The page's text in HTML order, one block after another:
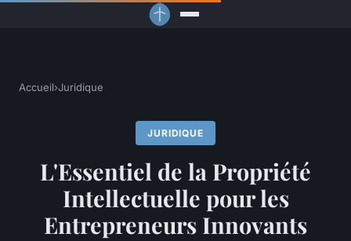
Accueil›Juridique
JURIDIQUE
L'Essentiel de la Propriété
Intellectuelle pour les
Entrepreneurs Innovants